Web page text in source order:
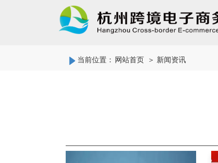
当前位置： 网站首页 ＞ 新闻资讯